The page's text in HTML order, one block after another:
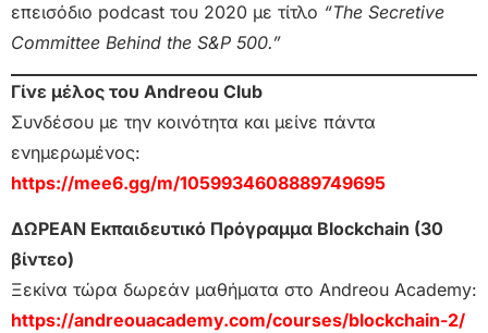
επεισόδιο podcast του 2020 με τίτλο “The Secretive
Committee Behind the S&P 500.”
Γίνε μέλος του Andreou Club
Συνδέσου με την κοινότητα και μείνε πάντα
ενημερωμένος:
https://mee6.gg/m/1059934608889749695
ΔΩΡΕΑΝ Εκπαιδευτικό Πρόγραμμα Blockchain (30
βίντεο)
Ξεκίνα τώρα δωρεάν μαθήματα στο Andreou Academy:
https://andreouacademy.com/courses/blockchain-2/